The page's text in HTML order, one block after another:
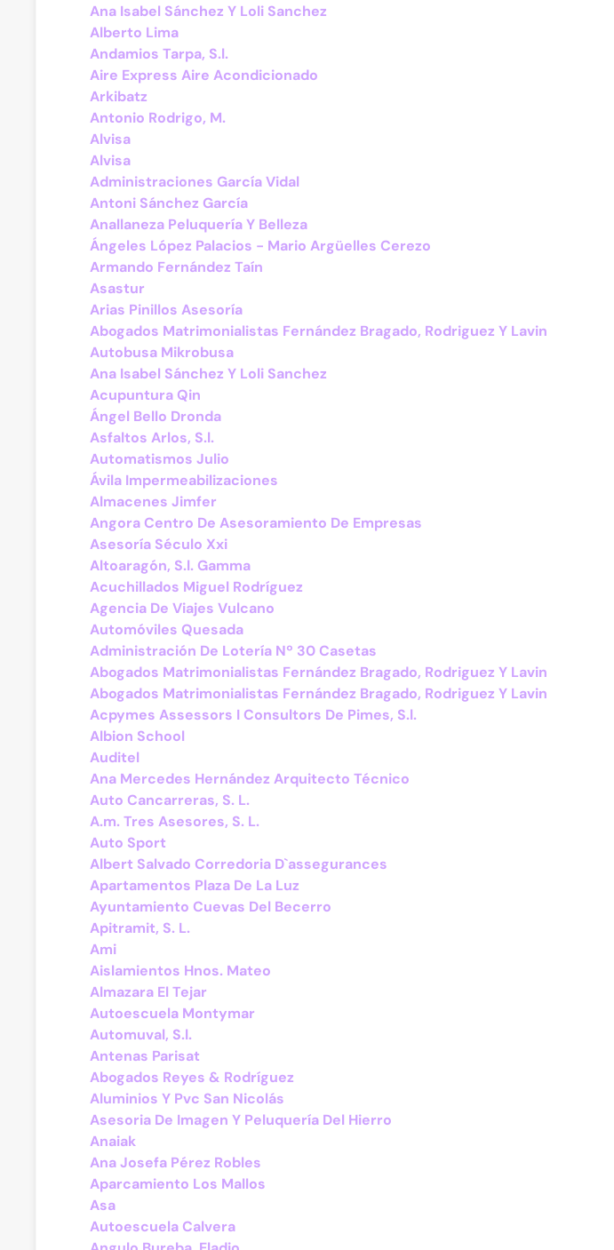
Ana Isabel Sánchez Y Loli Sanchez
Alberto Lima
Andamios Tarpa, S.l.
Aire Express Aire Acondicionado
Arkibatz
Antonio Rodrigo, M.
Alvisa
Alvisa
Administraciones García Vidal
Antoni Sánchez García
Anallaneza Peluquería Y Belleza
Ángeles López Palacios - Mario Argüelles Cerezo
Armando Fernández Taín
Asastur
Arias Pinillos Asesoría
Abogados Matrimonialistas Fernández Bragado, Rodriguez Y Lavin
Autobusa Mikrobusa
Ana Isabel Sánchez Y Loli Sanchez
Acupuntura Qin
Ángel Bello Dronda
Asfaltos Arlos, S.l.
Automatismos Julio
Ávila Impermeabilizaciones
Almacenes Jimfer
Angora Centro De Asesoramiento De Empresas
Asesoría Século Xxi
Altoaragón, S.l. Gamma
Acuchillados Miguel Rodríguez
Agencia De Viajes Vulcano
Automóviles Quesada
Administración De Lotería Nº 30 Casetas
Abogados Matrimonialistas Fernández Bragado, Rodriguez Y Lavin
Abogados Matrimonialistas Fernández Bragado, Rodriguez Y Lavin
Acpymes Assessors I Consultors De Pimes, S.l.
Albion School
Auditel
Ana Mercedes Hernández Arquitecto Técnico
Auto Cancarreras, S. L.
A.m. Tres Asesores, S. L.
Auto Sport
Albert Salvado Corredoria D`assegurances
Apartamentos Plaza De La Luz
Ayuntamiento Cuevas Del Becerro
Apitramit, S. L.
Ami
Aislamientos Hnos. Mateo
Almazara El Tejar
Autoescuela Montymar
Automuval, S.l.
Antenas Parisat
Abogados Reyes & Rodríguez
Aluminios Y Pvc San Nicolás
Asesoria De Imagen Y Peluquería Del Hierro
Anaiak
Ana Josefa Pérez Robles
Aparcamiento Los Mallos
Asa
Autoescuela Calvera